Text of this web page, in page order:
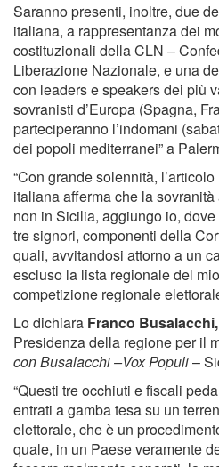
Saranno presenti, inoltre, due
italiana, a rappresentanza dei
costituzionali della CLN –
Liberazione Nazionale, e una
con leaders e speakers dei più
sovranisti d’Europa (Spagna,
parteciperanno l’indomani
dei popoli mediterranei” a
“Con grande solennità,
italiana afferma che la
non in Sicilia, aggiungo io,
tre signori, componenti della
quali, avvitandosi attorno a un
escluso la lista regionale del
competizione regionale
Lo dichiara Franco Busalacchi,
Presidenza della regione per il
con Busalacchi –Vox Populi–
“Questi tre occhiuti e fiscali
entrati a gamba tesa su un
elettorale, che è un
quale, in un Paese veramente